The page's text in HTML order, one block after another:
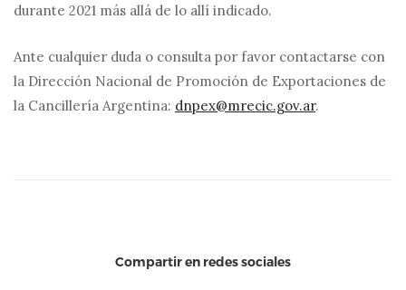
durante 2021 más allá de lo allí indicado.
Ante cualquier duda o consulta por favor contactarse con
la Dirección Nacional de Promoción de Exportaciones de
la Cancillería Argentina: dnpex@mrecic.gov.ar.
Compartir en redes sociales